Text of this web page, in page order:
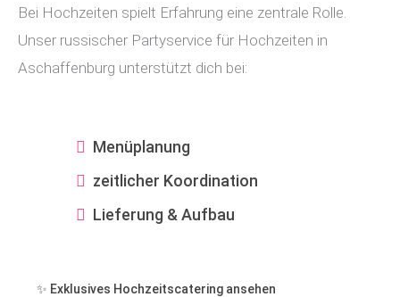
Bei Hochzeiten spielt Erfahrung eine zentrale Rolle.
Unser russischer Partyservice für Hochzeiten in
Aschaffenburg unterstützt dich bei:
Menüplanung
zeitlicher Koordination
Lieferung & Aufbau
✨ Exklusives Hochzeitscatering ansehen